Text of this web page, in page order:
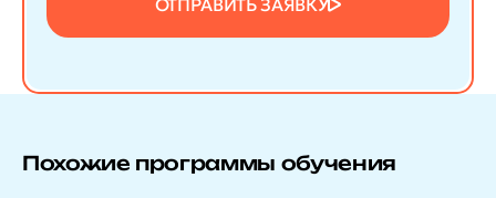
ОТПРАВИТЬ ЗАЯВКУ
Похожие программы обучения